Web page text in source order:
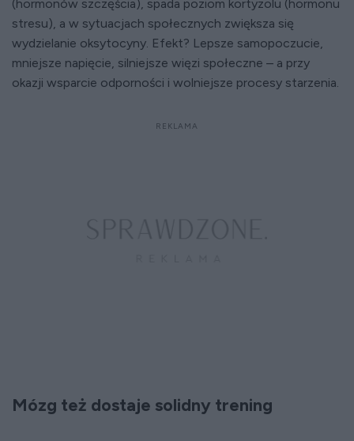
(hormonów szczęścia), spada poziom kortyzolu (hormonu
stresu), a w sytuacjach społecznych zwiększa się
wydzielanie oksytocyny. Efekt? Lepsze samopoczucie,
mniejsze napięcie, silniejsze więzi społeczne – a przy
okazji wsparcie odporności i wolniejsze procesy starzenia.
Mózg też dostaje solidny trening